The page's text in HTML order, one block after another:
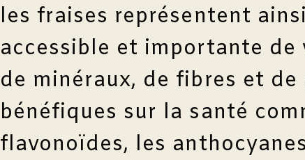
les fraises représentent
accessible et importante de
de minéraux, de fibres et de
bénéfiques sur la santé
flavonoïdes, les